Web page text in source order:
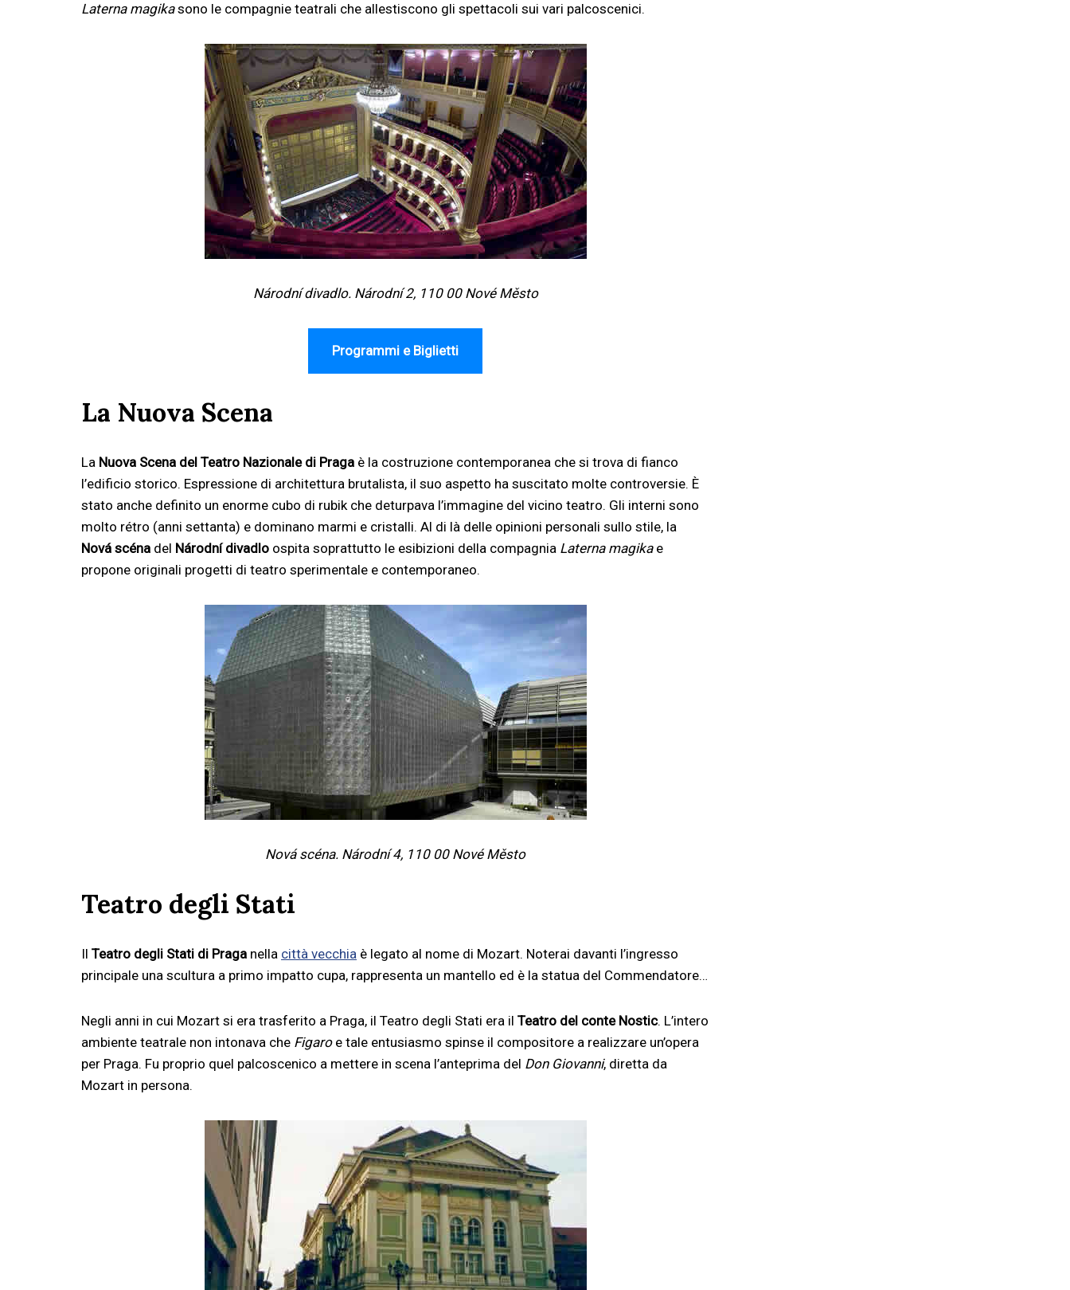
Laterna magikasono le compagnie teatrali che allestiscono gli spettacoli sui vari palcoscenici.
Národní divadlo. Národní 2, 110 00 Nové Město
Programmi e Biglietti
La Nuova Scena
La Nuova Scena del Teatro Nazionale di Praga è la costruzione contemporanea che si trova di fianco
l’edificio storico. Espressione di architettura brutalista, il suo aspetto ha suscitato molte controversie. È
stato anche definito un enorme cubo di rubik che deturpava l’immagine del vicino teatro. Gli interni sono
molto rétro (anni settanta) e dominano marmi e cristalli. Al di là delle opinioni personali sullo stile, la
Nová scéna del Národní divadlo ospita soprattutto le esibizioni della compagnia Laterna magikae
propone originali progetti di teatro sperimentale e contemporaneo.
Nová scéna. Národní 4, 110 00 Nové Město
Teatro degli Stati
Il Teatro degli Stati di Praga nella città vecchia è legato al nome di Mozart. Noterai davanti l’ingresso
principale una scultura a primo impatto cupa, rappresenta un mantello ed è la statua del Commendatore…
Negli anni in cui Mozart si era trasferito a Praga, il Teatro degli Stati era il Teatro del conte Nostic. L’intero
ambiente teatrale non intonava che Figaroe tale entusiasmo spinse il compositore a realizzare un’opera
per Praga. Fu proprio quel palcoscenico a mettere in scena l’anteprima del Don Giovanni, diretta da
Mozart in persona.